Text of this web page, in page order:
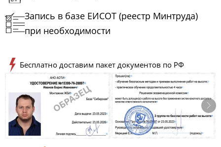
Запись в базе ЕИСОТ (реестр Минтруда)
при необходимости
Бесплатно доставим пакет документов по РФ